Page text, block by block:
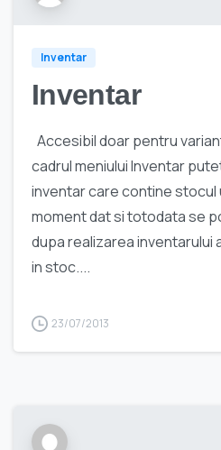
Inventar
Inventar
Accesibil doar pentru
cadrul meniului Inventar
inventar care contine stocul
moment dat si totodata se
dupa realizarea inventarului
in stoc....
23/07/2013